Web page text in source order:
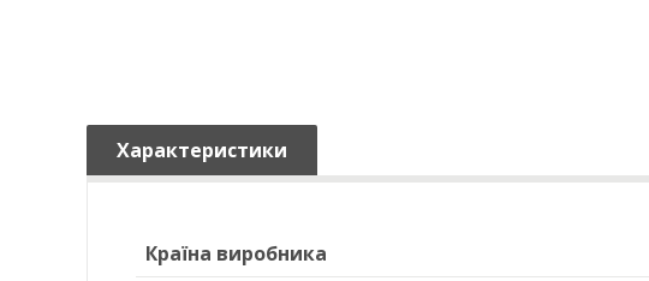
Характеристики
Країна виробника